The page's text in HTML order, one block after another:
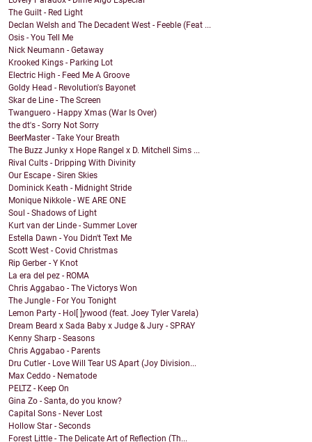
The Guilt - Red Light
Declan Welsh and The Decadent West - Feeble (Feat ...
Osis - You Tell Me
Nick Neumann - Getaway
Krooked Kings - Parking Lot
Electric High - Feed Me A Groove
Goldy Head - Revolution's Bayonet
Skar de Line - The Screen
Twanguero - Happy Xmas (War Is Over)
the dt's - Sorry Not Sorry
BeerMaster - Take Your Breath
The Buzz Junky x Hope Rangel x D. Mitchell Sims ...
Rival Cults - Dripping With Divinity
Our Escape - Siren Skies
Dominick Keath - Midnight Stride
Monique Nikkole - WE ARE ONE
Soul - Shadows of Light
Kurt van der Linde - Summer Lover
Estella Dawn - You Didn't Text Me
Scott West - Covid Christmas
Rip Gerber - Y Knot
La era del pez - ROMA
Chris Aggabao - The Victorys Won
The Jungle - For You Tonight
Lemon Party - Hol[ ]ywood (feat. Joey Tyler Varela)
Dream Beard x Sada Baby x Judge & Jury - SPRAY
Kenny Sharp - Seasons
Chris Aggabao - Parents
Dru Cutler - Love Will Tear US Apart (Joy Division...
Max Ceddo - Nematode
PELTZ - Keep On
Gina Zo - Santa, do you know?
Capital Sons - Never Lost
Hollow Star - Seconds
Forest Little - The Delicate Art of Reflection (Th...